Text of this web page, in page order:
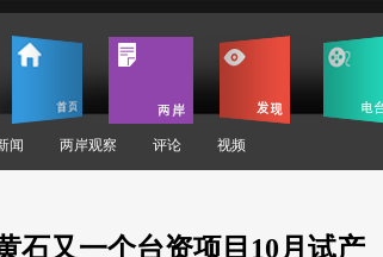
闻 两岸观察 评论 视频
石又一个台资项目10月试产